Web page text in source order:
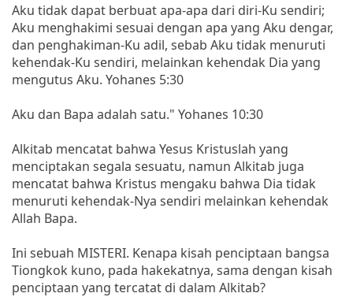
Aku tidak dapat berbuat apa-apa dari diri-Ku sendiri;
Aku menghakimi sesuai dengan apa yang Aku dengar,
dan penghakiman-Ku adil, sebab Aku tidak menuruti
kehendak-Ku sendiri, melainkan kehendak Dia yang
mengutus Aku. Yohanes 5:30
Aku dan Bapa adalah satu." Yohanes 10:30
Alkitab mencatat bahwa Yesus Kristuslah yang
menciptakan segala sesuatu, namun Alkitab juga
mencatat bahwa Kristus mengaku bahwa Dia tidak
menuruti kehendak-Nya sendiri melainkan kehendak
Allah Bapa.
Ini sebuah MISTERI. Kenapa kisah penciptaan bangsa
Tiongkok kuno, pada hakekatnya, sama dengan kisah
penciptaan yang tercatat di dalam Alkitab?